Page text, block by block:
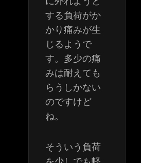
する負荷がか
かり痛みが生
じるようで
す。多少の痛
みは耐えても
らうしかない
のですけど
ね。
そういう負荷